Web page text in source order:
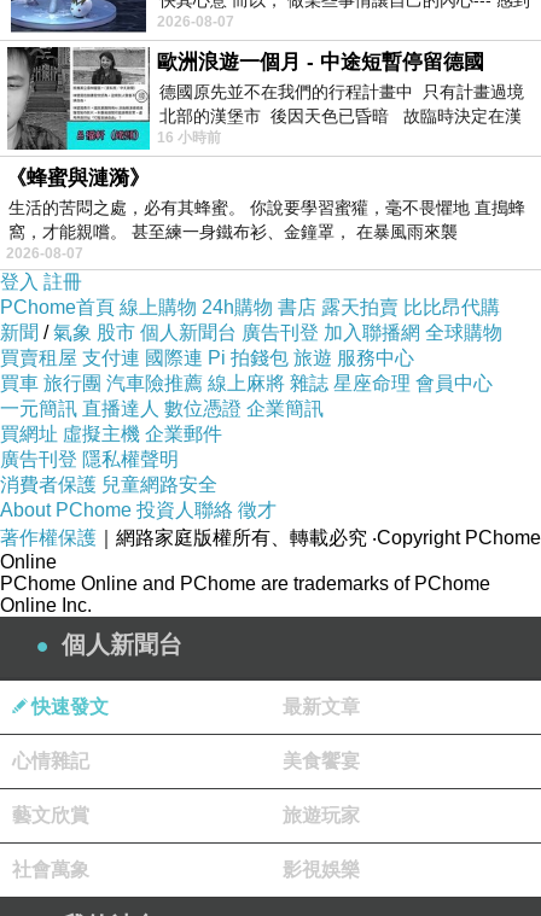
【木義】空間環境還蠻大的
白色牆面的斑駁感更有意境
結合暈黃燈光灑下溫暖舒適
店內以雙人桌與四人桌為主
愉快。
2026-08-07
歐洲浪遊一個月 - 中途短暫停留德國
德國原先並不在我們的行程計畫中 只有計畫過境
北部的漢堡市 後因天色已昏暗 故臨時決定在漢
堡市吃晚餐和過夜
16 小時前
《蜂蜜與漣漪》
生活的苦悶之處，必有其蜂蜜。 你說要學習蜜獾，毫不畏懼地 直搗蜂
窩，才能親嚐。 甚至練一身鐵布衫、金鐘罩， 在暴風雨來襲
2026-08-07
登入 註冊
PChome首頁 線上購物 24h購物 書店 露天拍賣 比比昂代購
新聞 /氣象 股市 個人新聞台 廣告刊登 加入聯播網 全球購物
買賣租屋 支付連 國際連 Pi 拍錢包 旅遊 服務中心
買車 旅行團 汽車險推薦 線上麻將 雜誌 星座命理 會員中心
一元簡訊 直播達人 數位憑證 企業簡訊
買網址 虛擬主機 企業郵件
廣告刊登 隱私權聲明
消費者保護 兒童網路安全
About PChome 投資人聯絡 徵才
著作權保護 ｜網路家庭版權所有、轉載必究 ‧Copyright PChome
Online
PChome Online and PChome are trademarks of PChome
Online Inc.
個人新聞台
快速發文 最新文章
心情雜記 美食饗宴
藝文欣賞 旅遊玩家
社會萬象 影視娛樂